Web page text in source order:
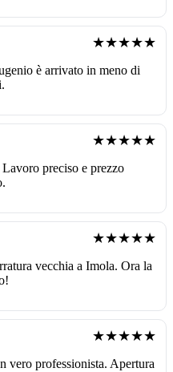
★★★★★
è arrivato in meno di
★★★★★
preciso e prezzo
★★★★★
vecchia a Imola. Ora la
★★★★★
vero professionista. Apertura